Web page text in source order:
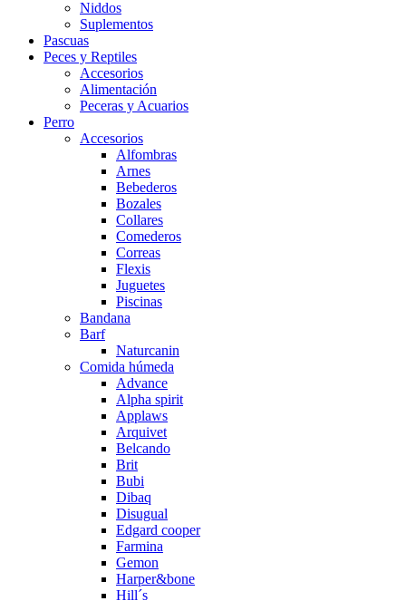
Niddos
Suplementos
Pascuas
Peces y Reptiles
Accesorios
Alimentación
Peceras y Acuarios
Perro
Accesorios
Alfombras
Arnes
Bebederos
Bozales
Collares
Comederos
Correas
Flexis
Juguetes
Piscinas
Bandana
Barf
Naturcanin
Comida húmeda
Advance
Alpha spirit
Applaws
Arquivet
Belcando
Brit
Bubi
Dibaq
Disugual
Edgard cooper
Farmina
Gemon
Harper&bone
Hill´s